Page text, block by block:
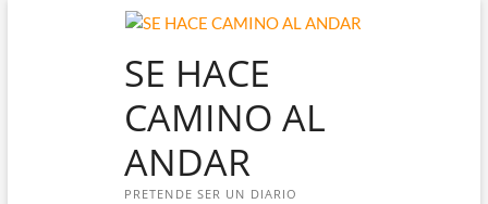
SE HACE
CAMINO AL
ANDAR
PRETENDE SER UN DIARIO